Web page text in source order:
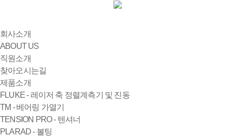
회사소개
ABOUT US
직원소개
찾아오시는길
제품소개
FLUKE - 레이저 축 정렬계측기 및 진동
TM - 베어링 가열기
TENSION PRO - 텐셔너
PLARAD - 볼팅